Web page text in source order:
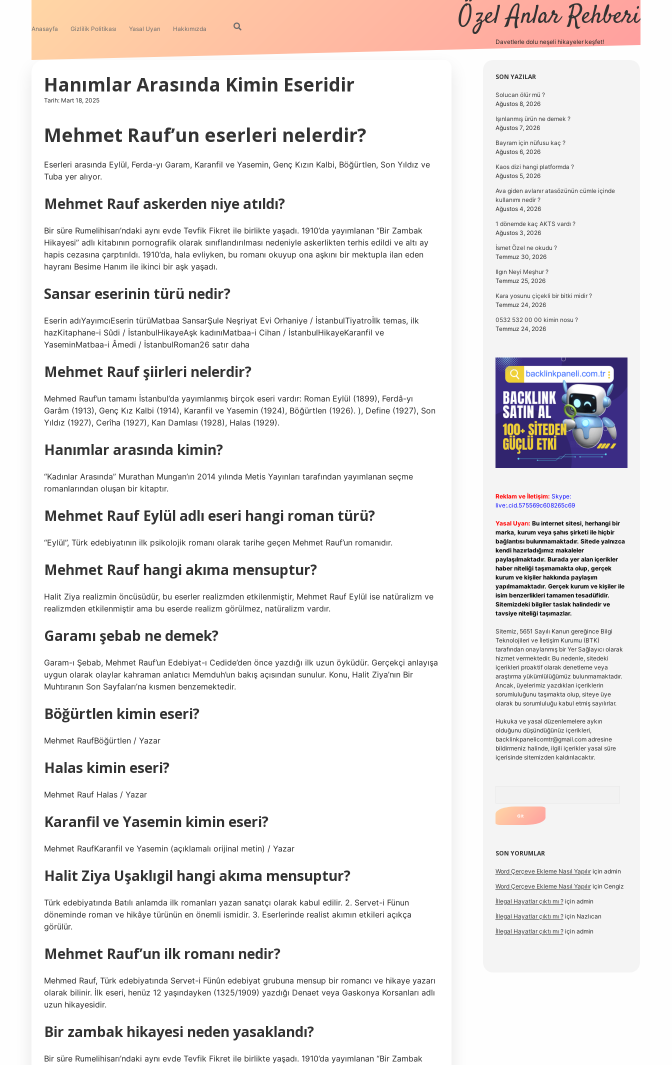
Anasayfa Gizlilik Politikası Yasal Uyarı Hakkımızda Özel Anlar Rehberi
Davetlerle dolu neşeli hikayeler keşfet!
Hanımlar Arasında Kimin Eseridir
Tarih: Mart 18, 2025
Mehmet Rauf’un eserleri nelerdir?
Eserleri arasında Eylül, Ferda-yı Garam, Karanfil ve Yasemin, Genç Kızın Kalbi, Böğürtlen, Son Yıldız ve
Tuba yer alıyor.
Mehmet Rauf askerden niye atıldı?
Bir süre Rumelihisarı’ndaki aynı evde Tevfik Fikret ile birlikte yaşadı. 1910’da yayımlanan “Bir Zambak
Hikayesi” adlı kitabının pornografik olarak sınıflandırılması nedeniyle askerlikten terhis edildi ve altı ay
hapis cezasına çarptırıldı. 1910’da, hala evliyken, bu romanı okuyup ona aşkını bir mektupla ilan eden
hayranı Besime Hanım ile ikinci bir aşk yaşadı.
Sansar eserinin türü nedir?
Eserin adıYayımcıEserin türüMatbaa SansarŞule Neşriyat Evi Orhaniye / İstanbulTiyatroİlk temas, ilk
hazKitaphane-i Sûdi / İstanbulHikayeAşk kadınıMatbaa-i Cihan / İstanbulHikayeKaranfil ve
YaseminMatbaa-i Âmedi / İstanbulRoman26 satır daha
Mehmet Rauf şiirleri nelerdir?
Mehmed Rauf’un tamamı İstanbul’da yayımlanmış birçok eseri vardır: Roman Eylül (1899), Ferdâ-yı
Garâm (1913), Genç Kız Kalbi (1914), Karanfil ve Yasemin (1924), Böğürtlen (1926). ), Define (1927), Son
Yıldız (1927), Cerîha (1927), Kan Damlası (1928), Halas (1929).
Hanımlar arasında kimin?
“Kadınlar Arasında” Murathan Mungan’ın 2014 yılında Metis Yayınları tarafından yayımlanan seçme
romanlarından oluşan bir kitaptır.
Mehmet Rauf Eylül adlı eseri hangi roman türü?
“Eylül”, Türk edebiyatının ilk psikolojik romanı olarak tarihe geçen Mehmet Rauf’un romanıdır.
Mehmet Rauf hangi akıma mensuptur?
Halit Ziya realizmin öncüsüdür, bu eserler realizmden etkilenmiştir, Mehmet Rauf Eylül ise natüralizm ve
realizmden etkilenmiştir ama bu eserde realizm görülmez, natüralizm vardır.
Garamı şebab ne demek?
Garam-ı Şebab, Mehmet Rauf’un Edebiyat-ı Cedide’den önce yazdığı ilk uzun öyküdür. Gerçekçi anlayışa
uygun olarak olaylar kahraman anlatıcı Memduh’un bakış açısından sunulur. Konu, Halit Ziya’nın Bir
Muhtıranın Son Sayfaları’na kısmen benzemektedir.
Böğürtlen kimin eseri?
Mehmet RaufBöğürtlen / Yazar
Halas kimin eseri?
Mehmet Rauf Halas / Yazar
Karanfil ve Yasemin kimin eseri?
Mehmet RaufKaranfil ve Yasemin (açıklamalı orijinal metin) / Yazar
Halit Ziya Uşaklıgil hangi akıma mensuptur?
Türk edebiyatında Batılı anlamda ilk romanları yazan sanatçı olarak kabul edilir. 2. Servet-i Fünun
döneminde roman ve hikâye türünün en önemli ismidir. 3. Eserlerinde realist akımın etkileri açıkça
görülür.
Mehmet Rauf’un ilk romanı nedir?
Mehmed Rauf, Türk edebiyatında Servet-i Fünûn edebiyat grubuna mensup bir romancı ve hikaye yazarı
olarak bilinir. İlk eseri, henüz 12 yaşındayken (1325/1909) yazdığı Denaet veya Gaskonya Korsanları adlı
uzun hikayesidir.
Bir zambak hikayesi neden yasaklandı?
Bir süre Rumelihisarı’ndaki aynı evde Tevfik Fikret ile birlikte yaşadı. 1910’da yayımlanan “Bir Zambak
Sidebar
SON YAZILAR
Solucan ölür mü ?
Ağustos 8, 2026
Işınlanmış ürün ne demek ?
Ağustos 7, 2026
Bayram için nüfusu kaç ?
Ağustos 6, 2026
Kaos dizi hangi platformda ?
Ağustos 5, 2026
Ava giden avlanır atasözünün cümle içinde
kullanımı nedir ?
Ağustos 4, 2026
1 dönemde kaç AKTS vardı ?
Ağustos 3, 2026
İsmet Özel ne okudu ?
Temmuz 30, 2026
Ilgın Neyi Meşhur ?
Temmuz 25, 2026
Kara yosunu çiçekli bir bitki midir ?
Temmuz 24, 2026
0532 532 00 00 kimin nosu ?
Temmuz 24, 2026
Reklam ve İletişim: Skype:
live:.cid.575569c608265c69
Yasal Uyarı: Bu internet sitesi, herhangi bir
marka, kurum veya şahıs şirketi ile hiçbir
bağlantısı bulunmamaktadır. Sitede yalnızca
kendi hazırladığımız makaleler
paylaşılmaktadır. Burada yer alan içerikler
haber niteliği taşımamakta olup, gerçek
kurum ve kişiler hakkında paylaşım
yapılmamaktadır. Gerçek kurum ve kişiler ile
isim benzerlikleri tamamen tesadüfidir.
Sitemizdeki bilgiler taslak halindedir ve
tavsiye niteliği taşımazlar.
Sitemiz, 5651 Sayılı Kanun gereğince Bilgi
Teknolojileri ve İletişim Kurumu (BTK)
tarafından onaylanmış bir Yer Sağlayıcı olarak
hizmet vermektedir. Bu nedenle, sitedeki
içerikleri proaktif olarak denetleme veya
araştırma yükümlülüğümüz bulunmamaktadır.
Ancak, üyelerimiz yazdıkları içeriklerin
sorumluluğunu taşımakta olup, siteye üye
olarak bu sorumluluğu kabul etmiş sayılırlar.
Hukuka ve yasal düzenlemelere aykırı
olduğunu düşündüğünüz içerikleri,
backlinkpanelicomtr@gmail.comadresine
bildirmeniz halinde, ilgili içerikler yasal süre
içerisinde sitemizden kaldırılacaktır.
SON YORUMLAR
Word Çerçeve Ekleme Nasıl Yapılıriçin admin
Word Çerçeve Ekleme Nasıl Yapılıriçin Cengiz
İllegal Hayatlar çıktı mı ?için admin
İllegal Hayatlar çıktı mı ?için Nazlıcan
İllegal Hayatlar çıktı mı ?için admin